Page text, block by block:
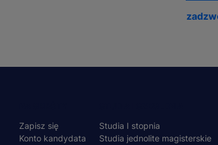
Menu
Zapisz się
Konto kandydata
Studia I stopnia
Studia jednolite magisterskie